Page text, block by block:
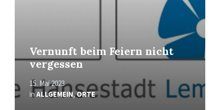
Vernunft beim Feiern nicht
vergessen
15. Mai 2023
in ALLGEMEIN,ORTE